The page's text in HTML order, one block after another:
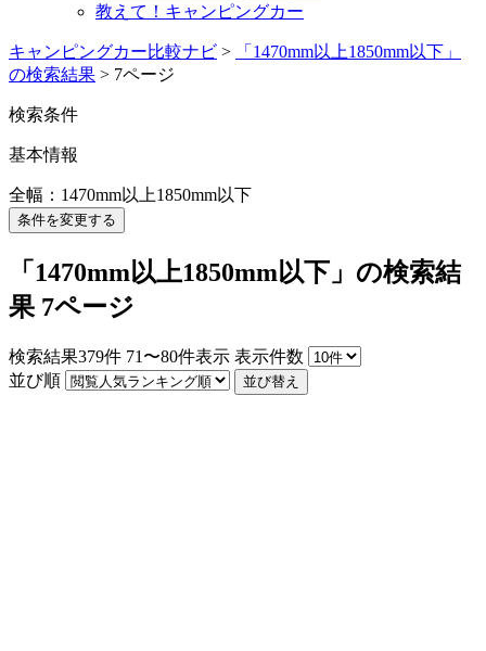
教えて！キャンピングカー
キャンピングカー比較ナビ >
「1470mm以上1850mm以下」
の検索結果 > 7ページ
検索条件
基本情報
全幅：1470mm以上1850mm以下
条件を変更する
「1470mm以上1850mm以下」の検索結
果 7ページ
検索結果379件 71〜80件表示 表示件数
並び順
並び替え